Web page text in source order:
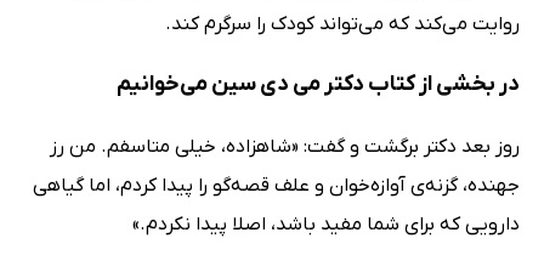
روایت می‌کند که می‌تواند کودک را سرگرم کند.
در بخشی از کتاب دکتر می دی سین می‌خوانیم
روز بعد دکتر برگشت و گفت: «شاهزاده، خیلی متاسفم. من رز
جهنده، گزنه‌ی آوازه‌خوان و علف قصه‌گو را پیدا کردم، اما گیاهی
دارویی که برای شما مفید باشد، اصلا پیدا نکردم.»